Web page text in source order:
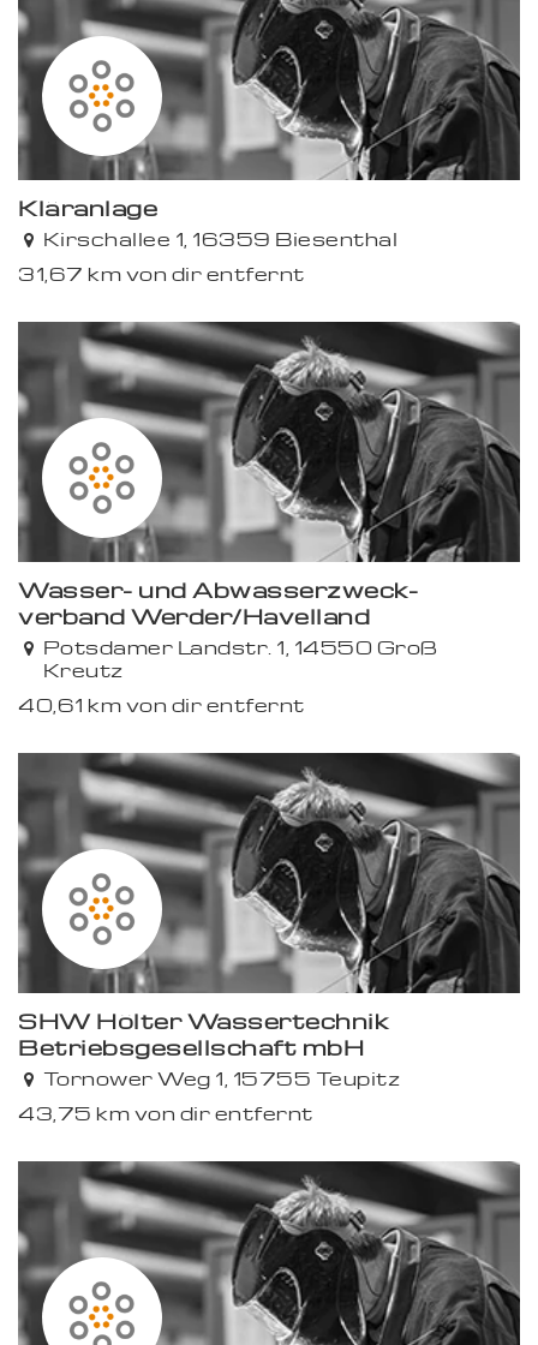
Kläranlage
Kirschallee 1, 16359 Biesenthal
31,67 km von dir entfernt
Wasser- und Abwasserzweck-
verband Werder/Havelland
Potsdamer Landstr. 1, 14550 Groß
Kreutz
40,61 km von dir entfernt
SHW Hölter Wassertechnik
Betriebsgesellschaft mbH
Tornower Weg 1, 15755 Teupitz
43,75 km von dir entfernt